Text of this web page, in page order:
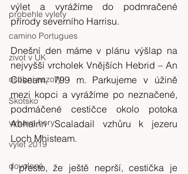
probehle vylety
camino Portugues
zivot v UK
osobni nazory
Skotsko
vybava hory
výlet 2019
dovolená
výlet a vyrážíme do podmračené
přírody severního Harrisu.
Dnešní den máme v plánu výšlap na
nejvyšší vrcholek Vnějších Hebrid – An
Cliseam, 799 m. Parkujeme v úžině
mezi kopci a vyrážíme po neznačené,
podmáčené cestičce okolo potoka
Abhainn Scaladail vzhůru k jezeru
Loch Mhisteam.
I přesto, že ještě neprší, cestička je